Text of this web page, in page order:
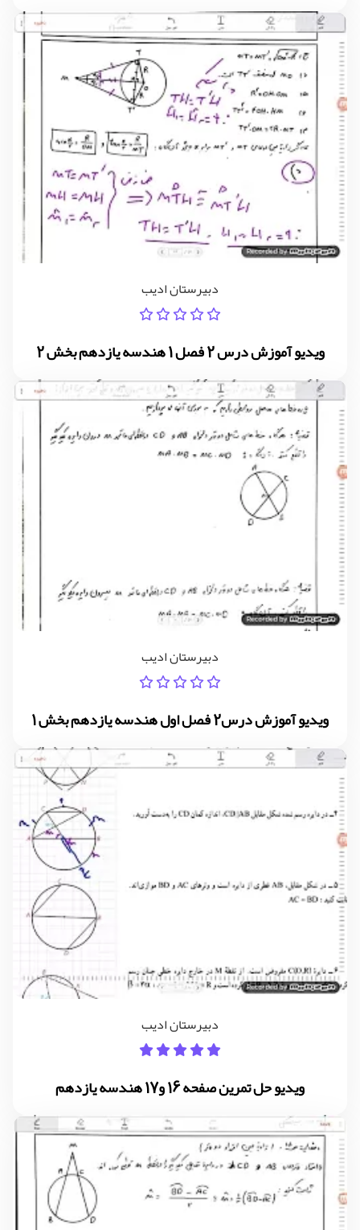
دبیرستان ادیب
ویدیو آموزش درس 2 فصل 1 هندسه یازدهم بخش 2
دبیرستان ادیب
ویدیو آموزش درس2 فصل اول هندسه یازدهم بخش 1
دبیرستان ادیب
ویدیو حل تمرین صفحه 16 و17 هندسه یازدهم